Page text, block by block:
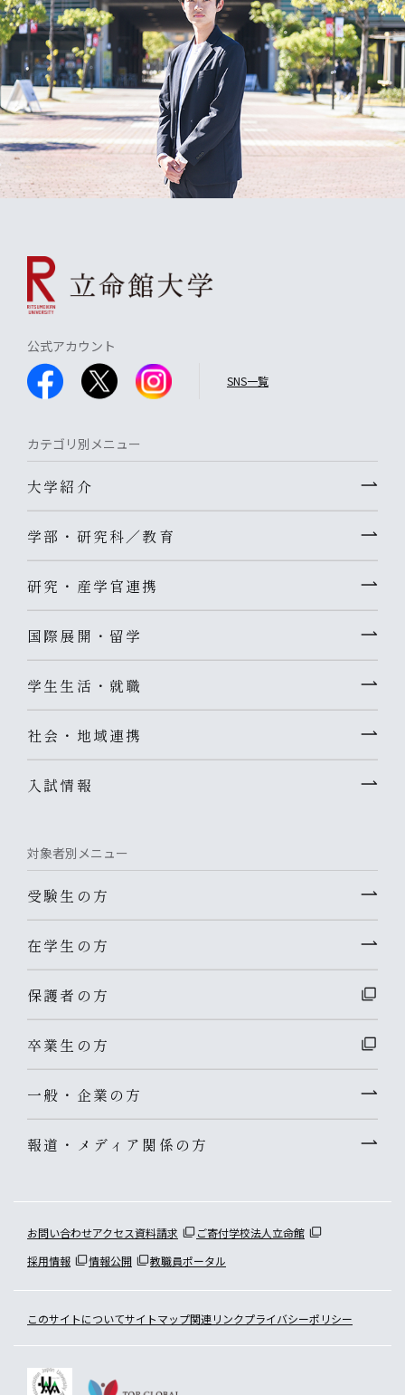
公式アカウント
SNS一覧
カテゴリ別メニュー
大学紹介
学部・研究科／教育
研究・産学官連携
国際展開・留学
学生生活・就職
社会・地域連携
入試情報
対象者別メニュー
受験生の方
在学生の方
保護者の方
卒業生の方
一般・企業の方
報道・メディア関係の方
お問い合わせアクセス資料請求 ご寄付学校法人立命館
採用情報
情報公開 教職員ポータル
このサイトについてサイトマップ関連リンクプライバシーポリシー